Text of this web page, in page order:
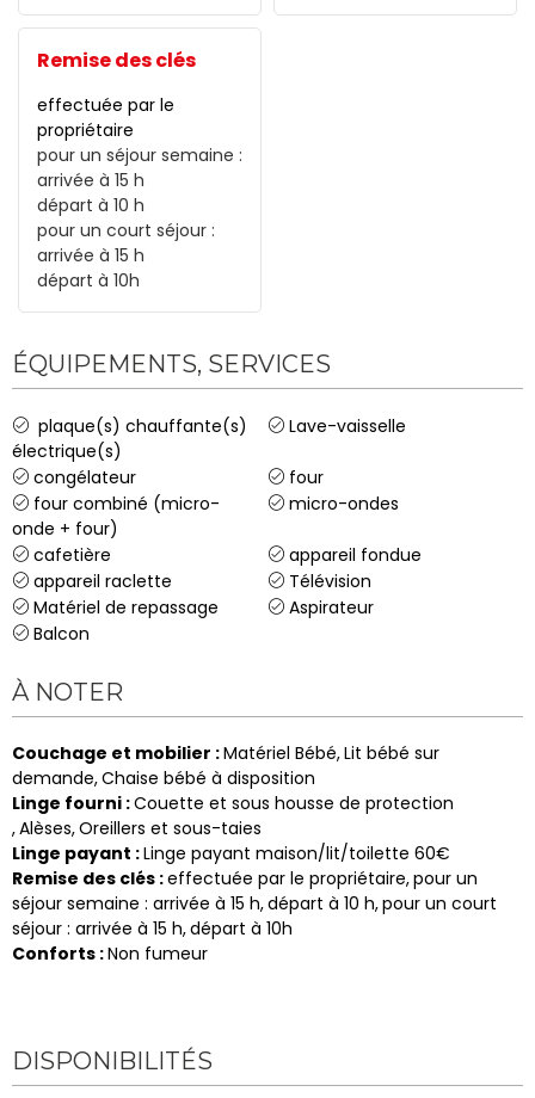
Remise des clés
effectuée par le
propriétaire
pour un séjour semaine :
arrivée à 15 h
départ à 10 h
pour un court séjour :
arrivée à 15 h
départ à 10h
ÉQUIPEMENTS, SERVICES
plaque(s) chauffante(s)
électrique(s)
Lave-vaisselle
congélateur
four
four combiné (micro-
onde + four)
micro-ondes
cafetière
appareil fondue
appareil raclette
Télévision
Matériel de repassage
Aspirateur
Balcon
À NOTER
Couchage et mobilier :Matériel Bébé Lit bébé sur
demande Chaise bébé à disposition
Linge fourni :Couette et sous housse de protection
Alèses Oreillers et sous-taies
Linge payant :Linge payant maison/lit/toilette 60€
Remise des clés :effectuée par le propriétaire pour un
séjour semaine : arrivée à 15 h départ à 10 h pour un court
séjour : arrivée à 15 h départ à 10h
Conforts :Non fumeur
DISPONIBILITÉS